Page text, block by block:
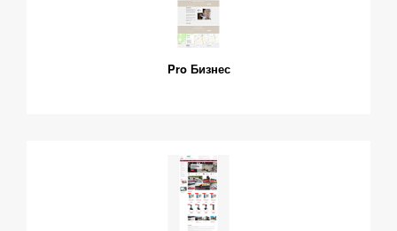
Pro Бизнес